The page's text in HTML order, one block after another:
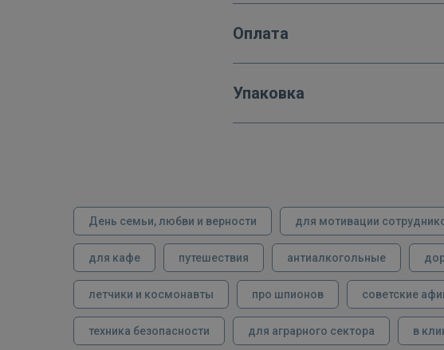
Оплата
Упаковка
День семьи, любви и верности для мотивации
для кафе путешествия антиалкогольные
летчики и космонавты про шпионов советские
техника безопасности для аграрного сектора в